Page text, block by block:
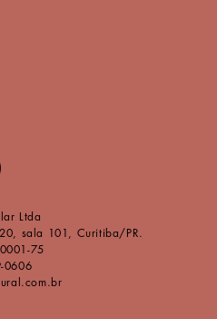
Ltda
sala 101, Curitiba/PR.
75
0606